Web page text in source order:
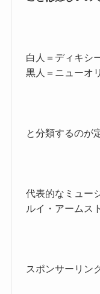
白人＝ディキシ
黒人＝ニューオ
と分類するのが
代表的なミュー
ルイ・アームス
スポンサーリン